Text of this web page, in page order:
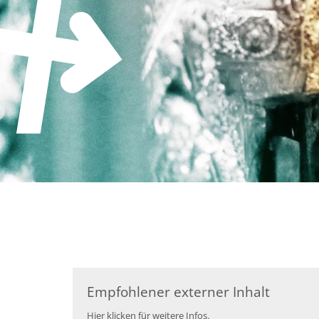
Zum Inhalt springen
Empfohlener externer Inhalt
Hier klicken für weitere Infos.